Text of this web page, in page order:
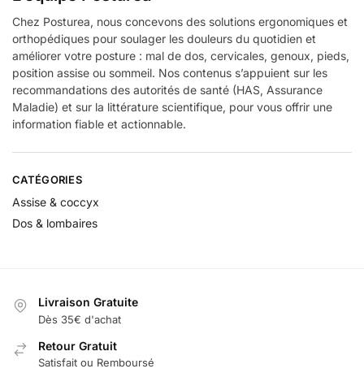
Chez Posturea, nous concevons des solutions ergonomiques et
orthopédiques pour soulager les douleurs du quotidien et
améliorer votre posture : mal de dos, cervicales, genoux, pieds,
position assise ou sommeil. Nos contenus s’appuient sur les
recommandations des autorités de santé (HAS, Assurance
Maladie) et sur la littérature scientifique, pour vous offrir une
information fiable et actionnable.
CATÉGORIES
Assise & coccyx
Dos & lombaires
Livraison Gratuite
Dès 35€ d'achat
Retour Gratuit
Satisfait ou Remboursé